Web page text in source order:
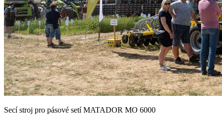
Secí stroj pro pásové setí MATADOR MO 6000